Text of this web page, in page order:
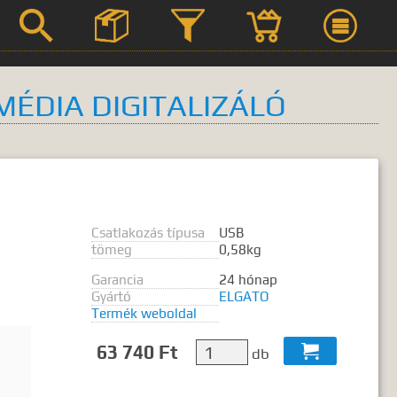
DIGITALIZÁLÓ
Csatlakozás típusa
USB
tömeg
0,58kg
Garancia
24 hónap
Gyártó
ELGATO
Termék weboldal
63 740 Ft db 